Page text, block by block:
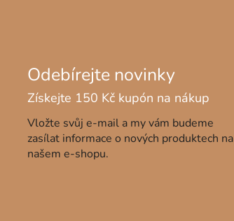
Vložte svůj e-mail a my vám budeme
zasílat informace o nových produktech na
našem e-shopu.